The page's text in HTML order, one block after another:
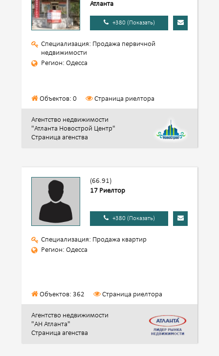
Атланта
+380 (Показать)
Специализация: Продажа первичной
недвижимости
Регион: Одесса
Объектов: 0 Страница риелтора
Агентство недвижимости
"Атланта Новострой Центр"
Страница агенства
(66.91)
17 Риелтор
+380 (Показать)
Специализация: Продажа квартир
Регион: Одесса
Объектов: 362 Страница риелтора
Агентство недвижимости
"АН Атланта"
Страница агенства